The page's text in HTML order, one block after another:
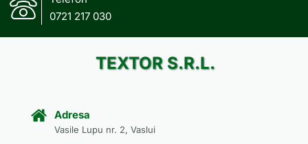
0721 217 030
TEXTOR S.R.L.
Adresa
Vasile Lupu nr. 2, Vaslui